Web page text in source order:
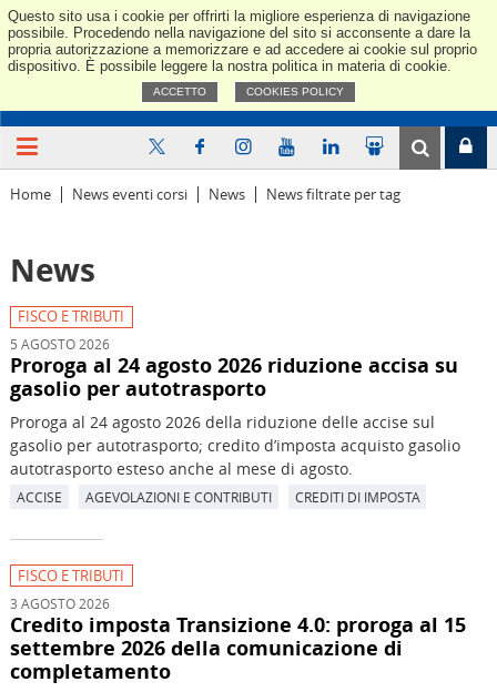
Questo sito usa i cookie per offrirti la migliore esperienza di navigazione
possibile. Procedendo nella navigazione del sito si acconsente a dare la
propria autorizzazione a memorizzare e ad accedere ai cookie sul proprio
dispositivo. È possibile leggere la nostra politica in materia di cookie.
ACCETTO COOKIES POLICY
Home News eventi corsi News News filtrate per tag
News
FISCO E TRIBUTI
5 AGOSTO 2026
Proroga al 24 agosto 2026 riduzione accisa su
gasolio per autotrasporto
Proroga al 24 agosto 2026 della riduzione delle accise sul
gasolio per autotrasporto; credito d’imposta acquisto gasolio
autotrasporto esteso anche al mese di agosto.
ACCISE AGEVOLAZIONI E CONTRIBUTI CREDITI DI IMPOSTA
FISCO E TRIBUTI
3 AGOSTO 2026
Credito imposta Transizione 4.0: proroga al 15
settembre 2026 della comunicazione di
completamento